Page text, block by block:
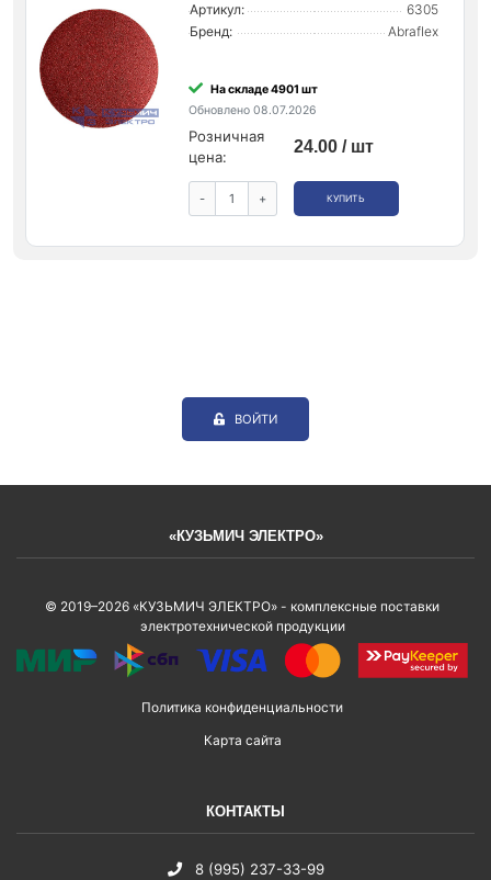
Артикул:
6305
Бренд:
Abraflex
На складе 4901 шт
Обновлено 08.07.2026
Розничная
цена:
24.00 / шт
- + КУПИТЬ
ВОЙТИ
«КУЗЬМИЧ ЭЛЕКТРО»
© 2019–2026 «КУЗЬМИЧ ЭЛЕКТРО» - комплексные поставки
электротехнической продукции
Политика конфиденциальности
Карта сайта
КОНТАКТЫ
8 (995) 237-33-99